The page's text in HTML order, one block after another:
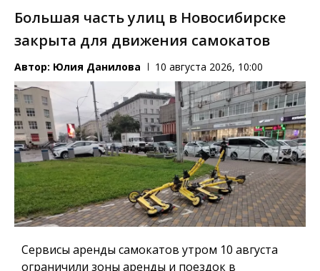
Большая часть улиц в Новосибирске
закрыта для движения самокатов
Автор: Юлия Данилова 10 августа 2026, 10:00
Сервисы аренды самокатов утром 10 августа
ограничили зоны аренды и поездок в